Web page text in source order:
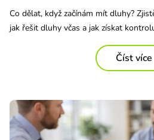
Co dělat, když začínám mít dluhy?
jak řešit dluhy včas a jak získat
Číst více